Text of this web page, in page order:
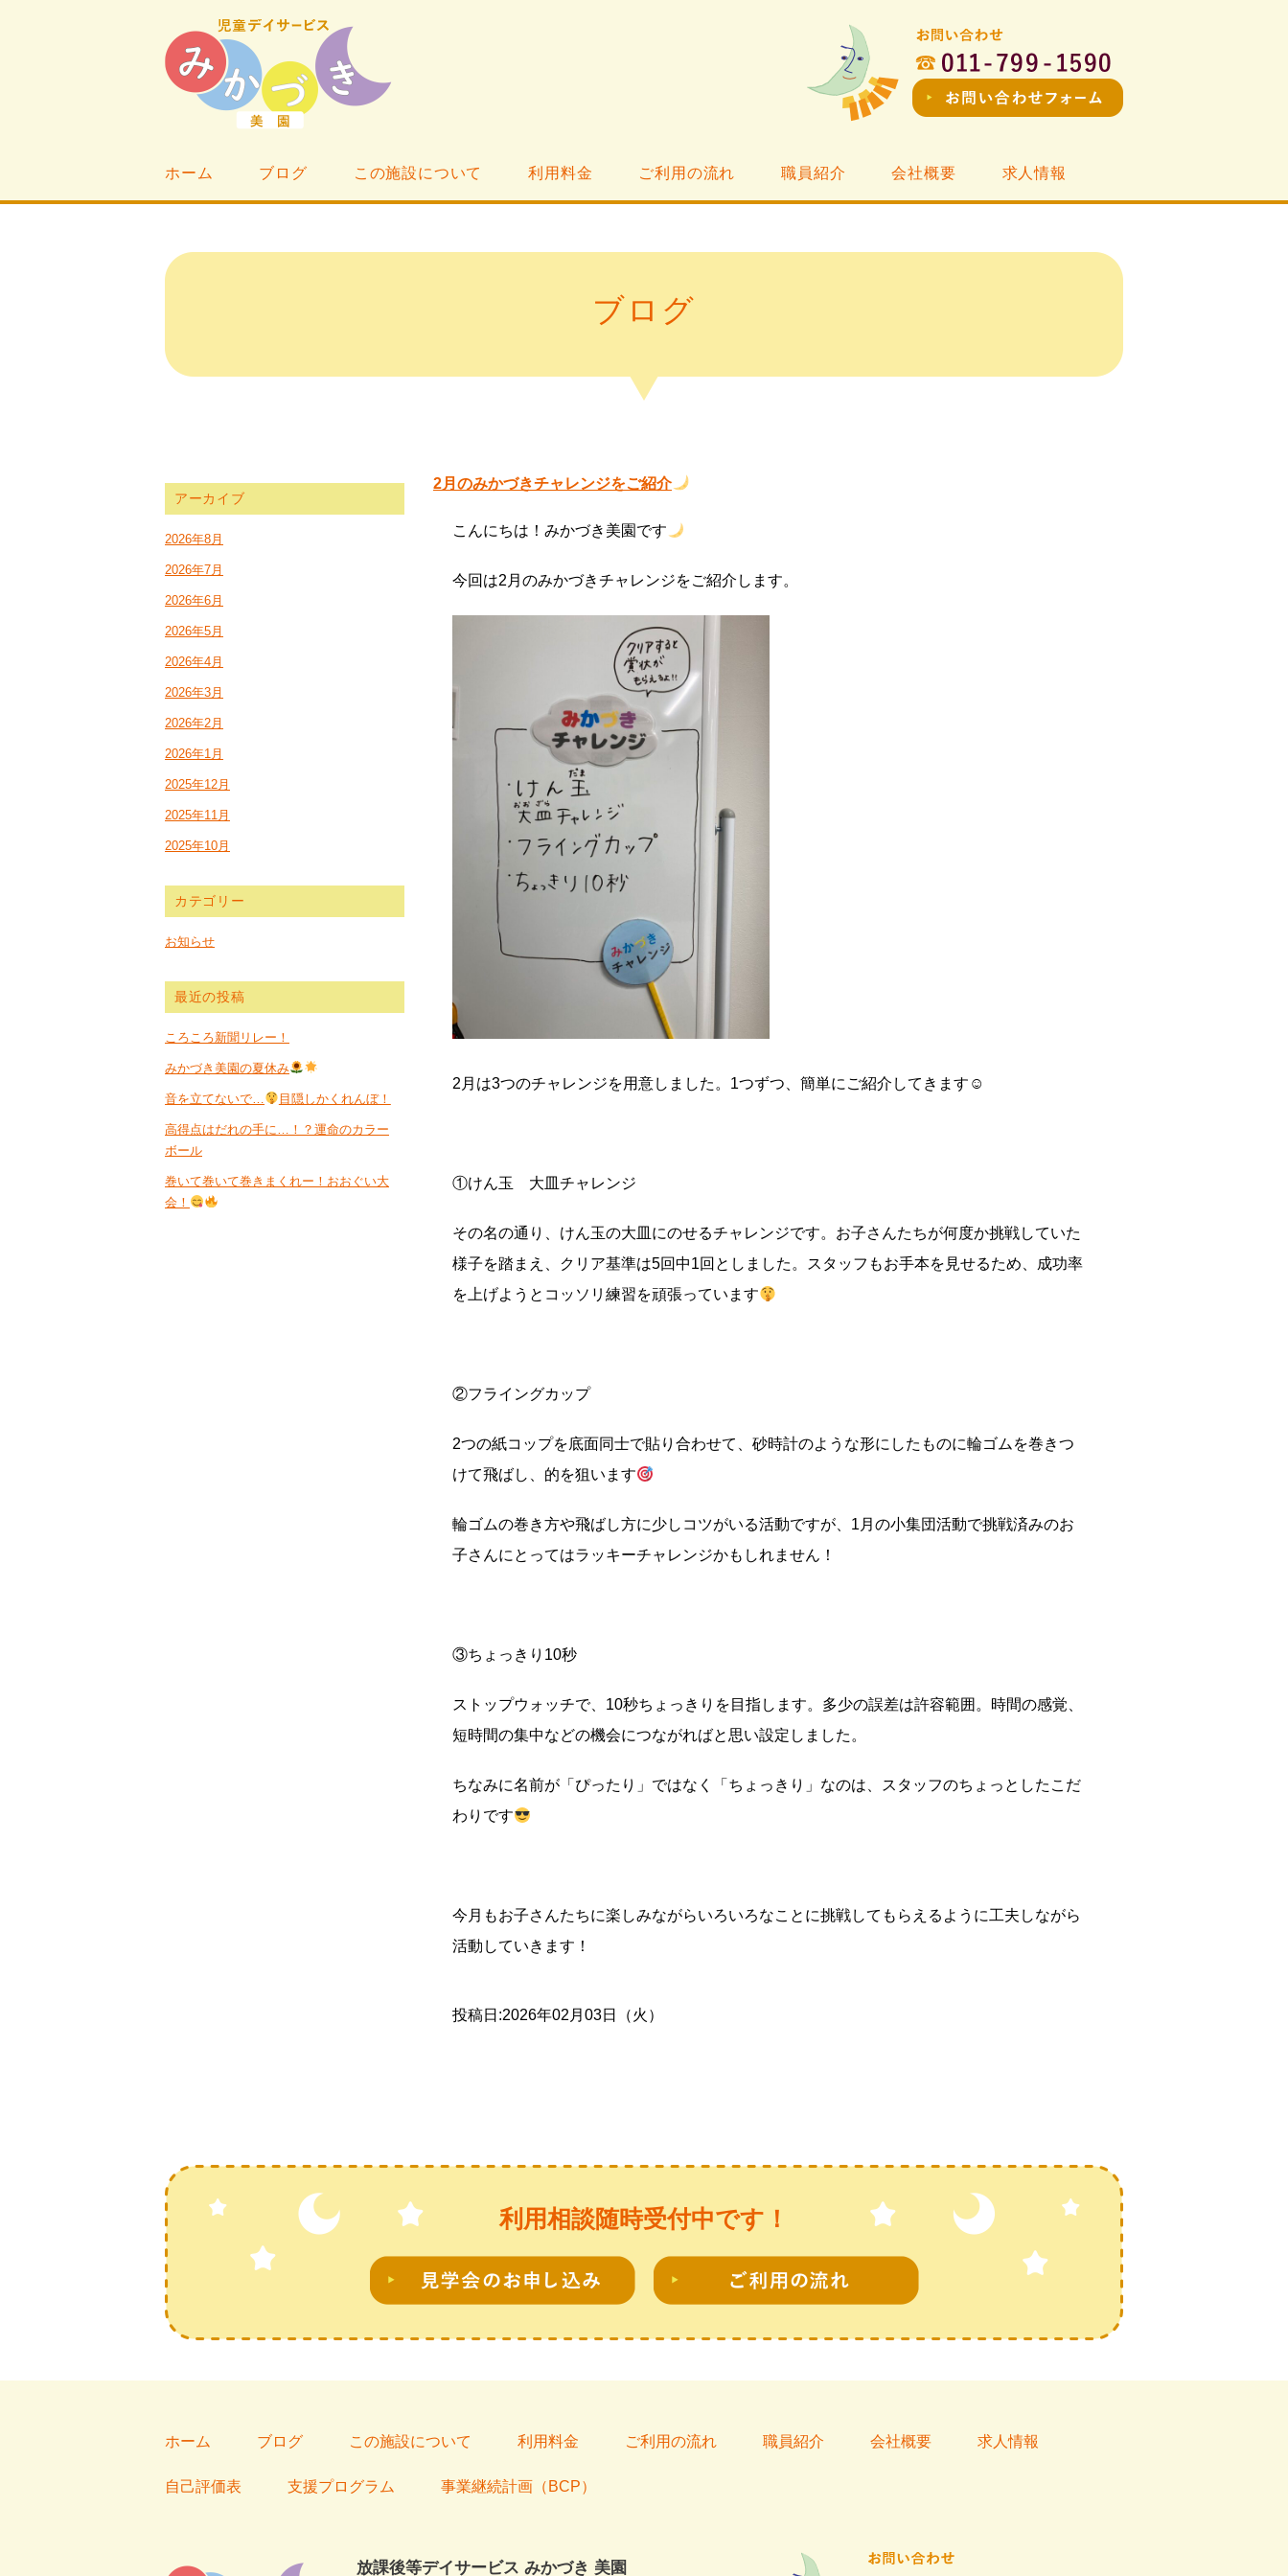
ホーム ブログ この施設について 利用料金 ご利用の流れ 職員紹介 会社概要 求人情報
ブログ
アーカイブ
2026年8月
2026年7月
2026年6月
2026年5月
2026年4月
2026年3月
2026年2月
2026年1月
2025年12月
2025年11月
2025年10月
カテゴリー
お知らせ
最近の投稿
ころころ新聞リレー！
みかづき美園の夏休み
音を立てないで… 目隠しかくれんぼ！
高得点はだれの手に…！？運命のカラー
ボール
巻いて巻いて巻きまくれー！おおぐい大
会！
2月のみかづきチャレンジをご紹介
こんにちは！みかづき美園です
今回は2月のみかづきチャレンジをご紹介します。
2月は3つのチャレンジを用意しました。1つずつ、簡単にご紹介してきます☺
①けん玉 大皿チャレンジ
その名の通り、けん玉の大皿にのせるチャレンジです。お子さんたちが何度か挑戦していた
様子を踏まえ、クリア基準は5回中1回としました。スタッフもお手本を見せるため、成功率
を上げようとコッソリ練習を頑張っています
②フライングカップ
2つの紙コップを底面同士で貼り合わせて、砂時計のような形にしたものに輪ゴムを巻きつ
けて飛ばし、的を狙います
輪ゴムの巻き方や飛ばし方に少しコツがいる活動ですが、1月の小集団活動で挑戦済みのお
子さんにとってはラッキーチャレンジかもしれません！
③ちょっきり10秒
ストップウォッチで、10秒ちょっきりを目指します。多少の誤差は許容範囲。時間の感覚、
短時間の集中などの機会につながればと思い設定しました。
ちなみに名前が「ぴったり」ではなく「ちょっきり」なのは、スタッフのちょっとしたこだ
わりです
今月もお子さんたちに楽しみながらいろいろなことに挑戦してもらえるように工夫しながら
活動していきます！
投稿日:2026年02月03日（火）
利用相談随時受付中です！
ホーム ブログ この施設について 利用料金 ご利用の流れ 職員紹介 会社概要 求人情報
自己評価表 支援プログラム 事業継続計画（BCP）
放課後等デイサービス みかづき 美園